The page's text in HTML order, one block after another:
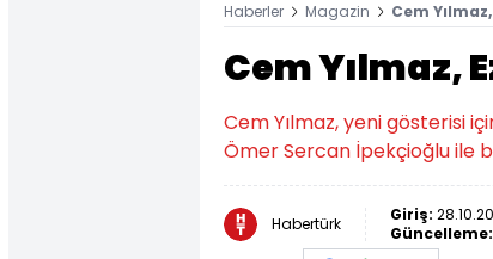
Haberler Magazin Cem
Cem Yılmaz,
Cem Yılmaz, yeni gösterisi
Ömer Sercan İpekçioğlu ile
Habertürk Giriş:
Güncelleme: